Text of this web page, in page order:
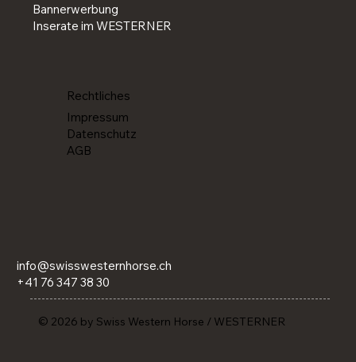
info@swisswesternhorse.ch
+41 76 347 38 30
© 2026 by Swiss Western Horse / WESTERNER
Rechtliches
Impressum
Datenschutz
AGB
Bannerwerbung
Inserate im WESTERNER